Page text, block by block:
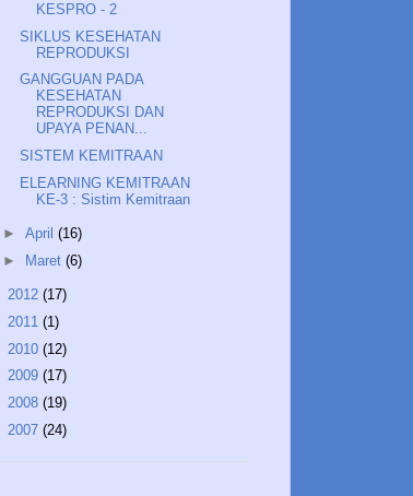
KESPRO - 2
SIKLUS KESEHATAN
REPRODUKSI
GANGGUAN PADA
KESEHATAN
REPRODUKSI DAN
UPAYA PENAN...
SISTEM KEMITRAAN
ELEARNING KEMITRAAN
KE-3 : Sistim Kemitraan
► April (16)
►
Maret (6)
2012 (17)
2011 (1)
2010 (12)
2009 (17)
2008 (19)
2007 (24)